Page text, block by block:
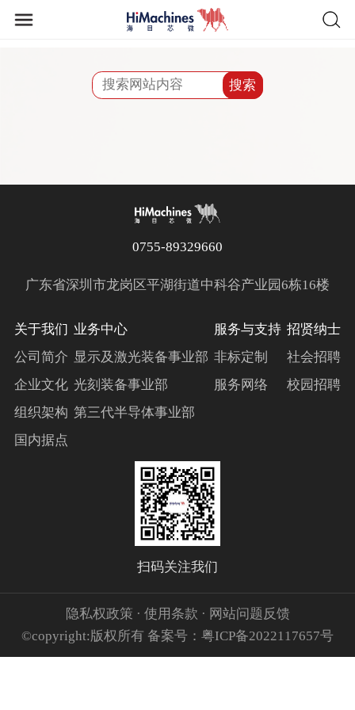
搜索
0755-89329660
广东省深圳市龙岗区平湖街道中科谷产业园6栋16楼
关于我们
公司简介
企业文化
组织架构
国内据点
业务中心
显示及激光装备事业部
光刻装备事业部
第三代半导体事业部
服务与支持
非标定制
服务网络
招贤纳士
社会招聘
校园招聘
扫码关注我们
隐私权政策 · 使用条款 · 网站问题反馈
©copyright:版权所有 备案号：粤ICP备2022117657号